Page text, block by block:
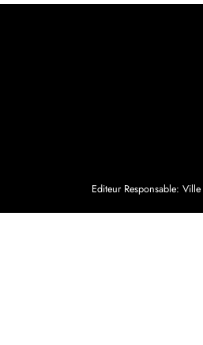
Editeur Responsable: